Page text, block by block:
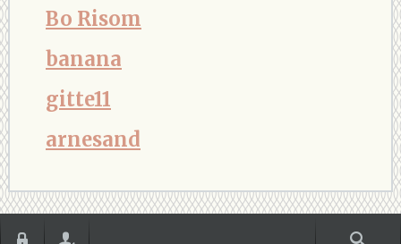
Bo Risom
banana
gitte11
arnesand